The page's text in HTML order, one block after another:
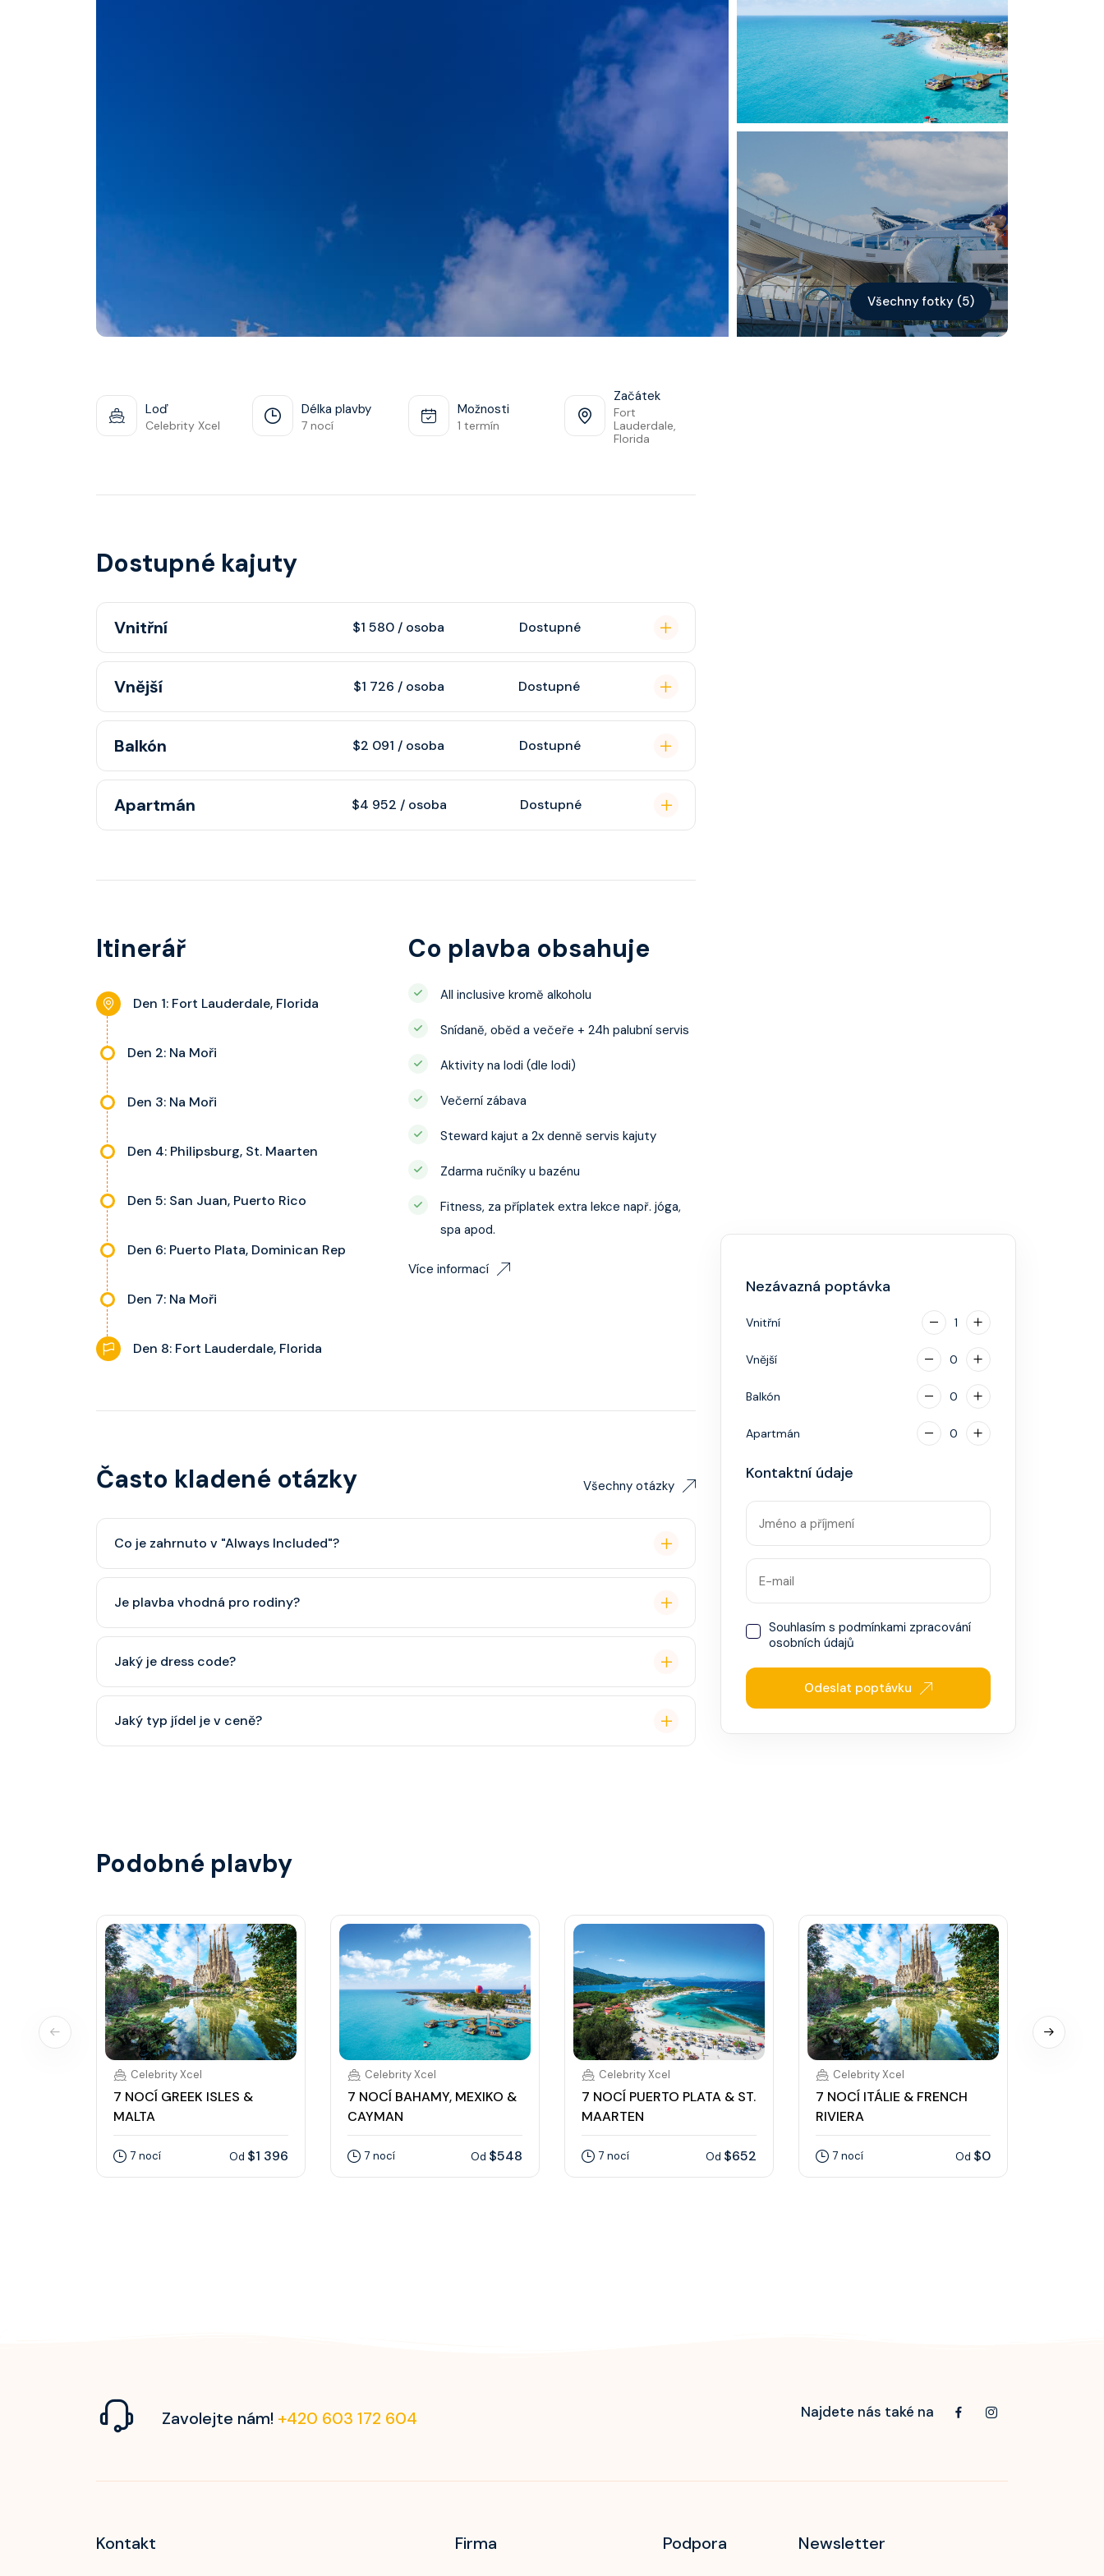
Kontakt
Vyhledat plavbu
Všechny fotky (5)
Loď
Celebrity Xcel
Délka plavby
7 nocí
Možnosti
1 termín
Začátek
Fort
Lauderdale,
Florida
Dostupné kajuty
Vnitřní $1 580 / osoba Dostupné
Cenově nejdostupnější kajuta bez okna — ideální pro aktivní
cestovatele. V ceně plavby je plné stravování v hlavních
restauracích, zábava i přístup ke všem zážitkům na palubě.
Vnější $1 726 / osoba Dostupné
Kajuta s oknem nebo lodním okénkem a výhledem na oceán. V
přístup ke všem zážitkům na palubě.
Balkón $2 091 / osoba Dostupné
Kajuta s vlastním soukromým balkonem a výhledem na moře. V
ceně plavby je plné stravování v hlavních restauracích, zábava i
Apartmán $4 952 / osoba Dostupné
V ceně plavby je plné stravování v hlavních restauracích, zábava i
Itinerář
Den 1: Fort Lauderdale, Florida
Den 2: Na Moři
Den 3: Na Moři
Den 4: Philipsburg, St. Maarten
Den 5: San Juan, Puerto Rico
Den 6: Puerto Plata, Dominican Rep
Den 7: Na Moři
Den 8: Fort Lauderdale, Florida
Co plavba obsahuje
All inclusive kromě alkoholu
Snídaně, oběd a večeře + 24h palubní servis
Aktivity na lodi (dle lodi)
Večerní zábava
Steward kajut a 2x denně servis kajuty
Zdarma ručníky u bazénu
Fitness, za příplatek extra lekce např. jóga,
spa apod.
Více informací
Často kladené otázky Všechny otázky
Co je zahrnuto v "Always Included"?
Je plavba vhodná pro rodiny?
dětský klub (od 3 let).
Jaký je dress code?
smoking.
Jaký typ jídel je v ceně?
Nezávazná poptávka
Vnitřní 1
Vnější 0
Balkón 0
Apartmán 0
Kontaktní údaje
Souhlasím spodmínkami zpracování
osobních údajů
Odeslat poptávku
Podobné plavby
Celebrity Xcel
7 NOCÍ GREEK ISLES &
MALTA
7 nocí Od $1 396
Celebrity Xcel
7 NOCÍ BAHAMY, MEXIKO &
CAYMAN
7 nocí Od $548
Celebrity Xcel
7 NOCÍ PUERTO PLATA & ST.
MAARTEN
7 nocí Od $652
Celebrity Xcel
7 NOCÍ ITÁLIE & FRENCH
RIVIERA
7 nocí Od $0
Zavolejte nám! +420 603 172 604 Najdete nás také na
Kontakt Firma Podpora Newsletter